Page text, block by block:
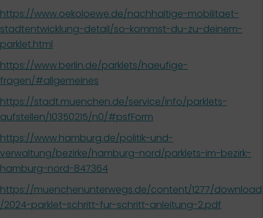
https://www.oekoloewe.de/nachhaltige-mobilitaet-
stadtentwicklung-detail/so-kommst-du-zu-deinem-
parklet.html
https://www.berlin.de/parklets/haeufige-
fragen/#allgemeines
https://stadt.muenchen.de/service/info/parklets-
aufstellen/10350215/n0/#psfForm
https://www.hamburg.de/politik-und-
verwaltung/bezirke/hamburg-nord/parklets-im-bezirk-
hamburg-nord-847364
https://muenchenunterwegs.de/content/1277/download
/2024-parklet-schritt-fur-schritt-anleitung-2.pdf